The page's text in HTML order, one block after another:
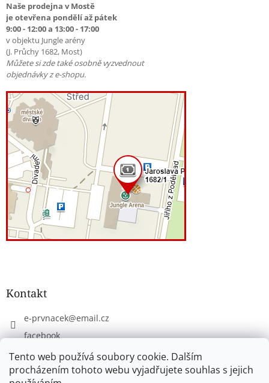
Tento web používá soubory cookie. Dalším
procházením tohoto webu vyjadřujete souhlas s jejich
Naše prodejna v Mostě
je otevřena pondělí až pátek
9:00 - 12:00 a 13:00 - 17:00
v objektu Jungle arény
(J. Průchy 1682, Most)
Můžete si zde také osobně vyzvednout
objednávky z e-shopu.
Kontakt
e-prvnacek@email.cz
facebook
eprvnacek